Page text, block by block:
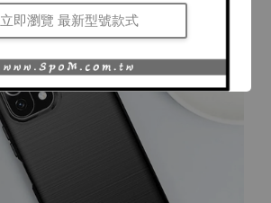
立即瀏覽 最新型號款式